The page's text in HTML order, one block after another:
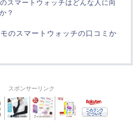
スマートウォッチはどんな人に向
？
のスマートウォッチの口コミか
スポンサーリンク